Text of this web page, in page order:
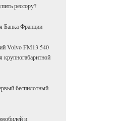
рессору?
Банка Фран­ции
Volvo FM13 540
круп­но­га­ба­рит­ной
беспилотный
и